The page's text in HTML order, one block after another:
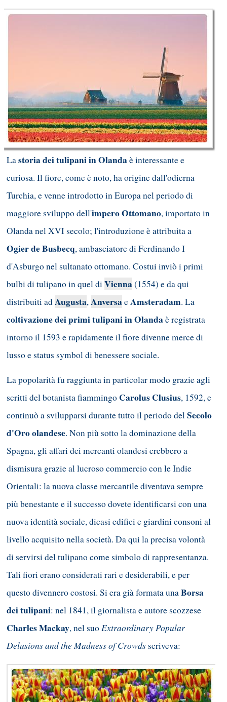
Lastoria dei tulipani in Olandaè interessante e
curiosa. Il fiore, come è noto, ha origine dall'odierna
Turchia, e venne introdotto in Europa nel periodo di
maggiore sviluppo dell'impero Ottomano, importato in
Olanda nel XVI secolo; l'introduzione è attribuita a
Ogier de Busbecq, ambasciatore di Ferdinando I
d'Asburgo nel sultanato ottomano. Costui inviò i primi
bulbi di tulipano in quel diVienna(1554) e da qui
distribuiti adAugusta,AnversaeAmsteradam. La
coltivazione dei primi tulipani in Olandaè registrata
intorno il 1593 e rapidamente il fiore divenne merce di
lusso e status symbol di benessere sociale.
La popolarità fu raggiunta in particolar modo grazie agli
scritti del botanista fiammingo Carolus Clusius, 1592, e
continuò a svilupparsi durante tutto il periodo delSecolo
d'Oro olandese. Non più sotto la dominazione della
Spagna, gli affari dei mercanti olandesi crebbero a
dismisura grazie al lucroso commercio con le Indie
Orientali: la nuova classe mercantile diventava sempre
più benestante e il successo dovete identificarsi con una
nuova identità sociale, dicasi edifici e giardini consoni al
livello acquisito nella società. Da qui la precisa volontà
di servirsi del tulipano come simbolo di rappresentanza.
Tali fiori erano considerati rari e desiderabili, e per
questo divennero costosi. Si era già formata unaBorsa
dei tulipani: nel 1841, il giornalista e autore scozzese
Charles Mackay, nel suoExtraordinary Popular
Delusions and the Madness of Crowdsscriveva: